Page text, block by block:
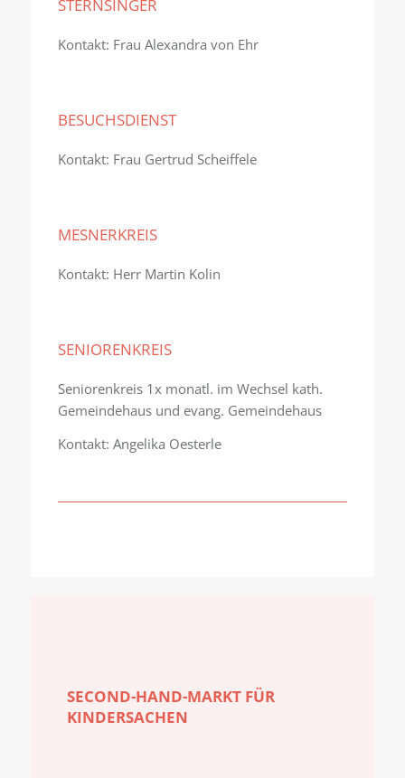
STERNSINGER
Kontakt: Frau Alexandra von Ehr
BESUCHSDIENST
Kontakt: Frau Gertrud Scheiffele
MESNERKREIS
Kontakt: Herr Martin Kolin
SENIORENKREIS
Seniorenkreis 1x monatl. im Wechsel kath.
Gemeindehaus und evang. Gemeindehaus
Kontakt: Angelika Oesterle
SECOND-HAND-MARKT FÜR
KINDERSACHEN